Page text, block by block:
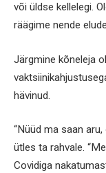
või üldse kellelegi.
räägime nende
Järgmine kõneleja
hävinud.
“Nüüd ma saan
ütles ta rahvale.
Covidiga